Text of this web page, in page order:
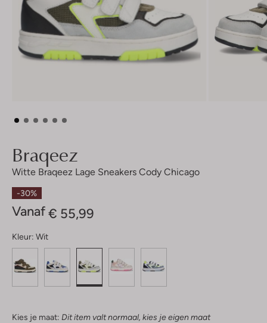
Braqeez
Witte Braqeez Lage Sneakers Cody Chicago
-30%
Vanaf € 55,99
Kleur: Wit
Kies je maat: Dit item valt normaal, kies je eigen maat